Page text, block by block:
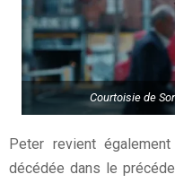
Courtoisie de
Peter revient
décédée dans le